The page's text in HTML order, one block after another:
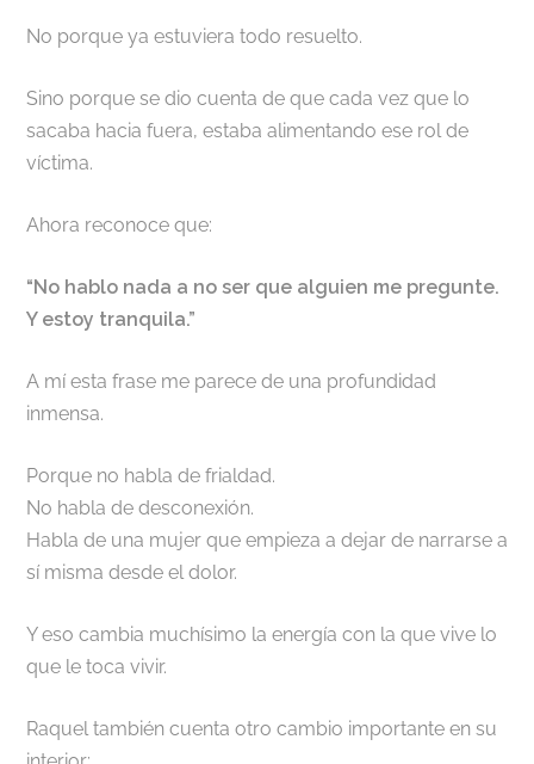
No porque ya estuviera todo resuelto.
Sino porque se dio cuenta de que cada vez que lo
sacaba hacia fuera, estaba alimentando ese rol de
víctima.
Ahora reconoce que:
“No hablo nada a no ser que alguien me pregunte.
Y estoy tranquila.”
A mí esta frase me parece de una profundidad
inmensa.
Porque no habla de frialdad.
No habla de desconexión.
Habla de una mujer que empieza a dejar de narrarse a
sí misma desde el dolor.
Y eso cambia muchísimo la energía con la que vive lo
que le toca vivir.
Raquel también cuenta otro cambio importante en su